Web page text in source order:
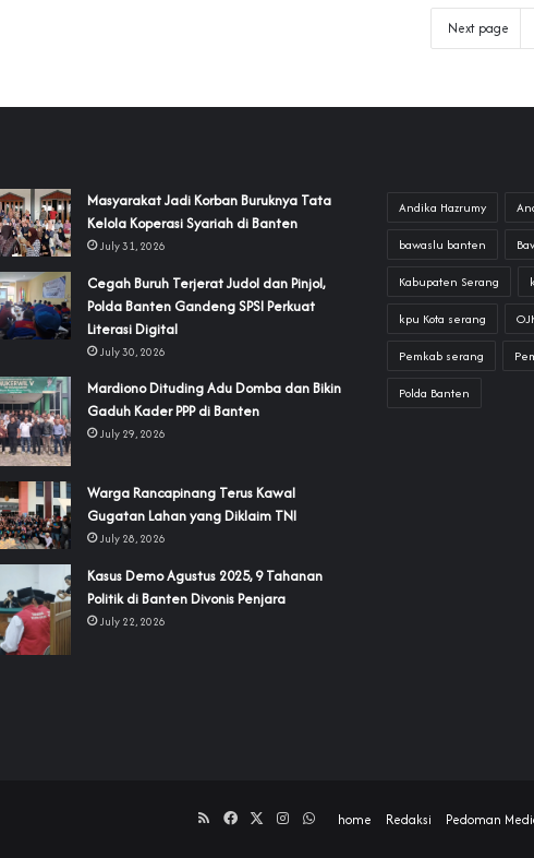
Next page
‎Masyarakat Jadi Korban Buruknya Tata
Kelola Koperasi Syariah di Banten
July 31, 2026
Cegah Buruh Terjerat Judol dan Pinjol,
Polda Banten Gandeng SPSI Perkuat
Literasi Digital
July 30, 2026
‎Mardiono Dituding Adu Domba dan Bikin
Gaduh Kader PPP di Banten
July 29, 2026
‎Warga Rancapinang Terus Kawal
Gugatan Lahan yang Diklaim TNI‎‎
July 28, 2026
‎Kasus Demo Agustus 2025, 9 Tahanan
Politik di Banten Divonis Penjara
July 22, 2026
Andika Hazrumy
bawaslu banten
Kabupaten Serang
kpu Kota serang
Pemkab serang
Polda Banten
home Redaksi Pedoman
RSS Facebook
X Instagram
WhatsApp